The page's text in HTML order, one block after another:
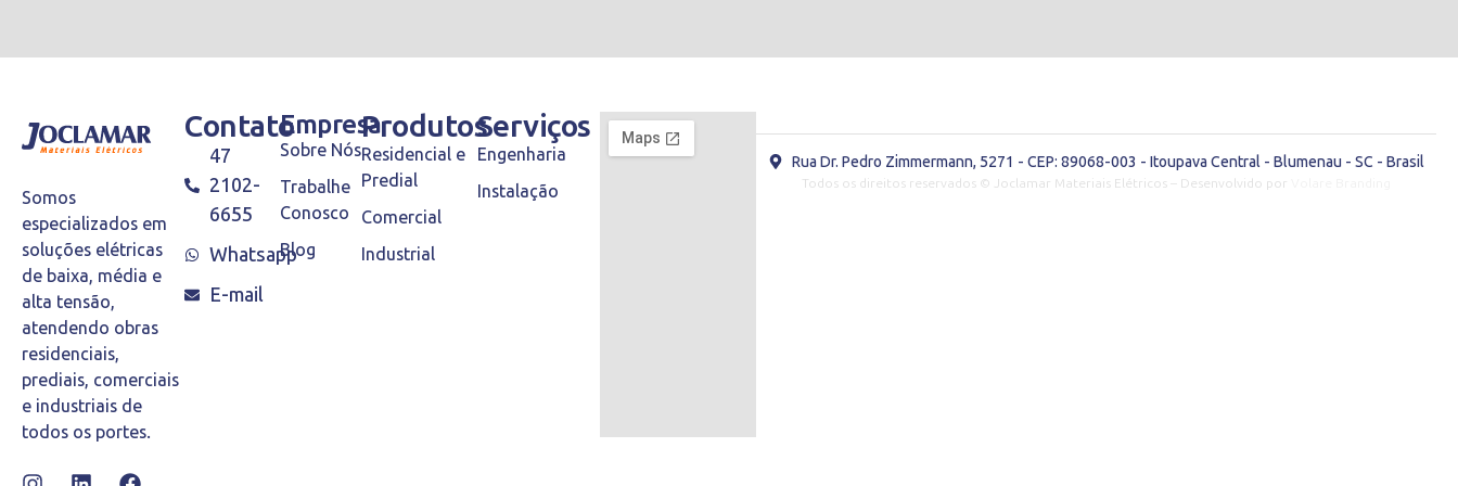
Somos
especializados em
soluções elétricas
de baixa, média e
alta tensão,
atendendo obras
residenciais,
prediais, comerciais
e industriais de
todos os portes.
Contato
47
2102-
6655
Whatsapp
E-mail
Empresa
Sobre Nós
Trabalhe
Conosco
Blog
Produtos
Residencial e
Predial
Comercial
Industrial
Serviços
Engenharia
Instalação
Rua Dr. Pedro Zimmermann, 5271 - CEP: 89068-003 - Itoupava Central - Blumenau - SC - Brasil
Todos os direitos reservados © Joclamar Materiais Elétricos – Desenvolvido por